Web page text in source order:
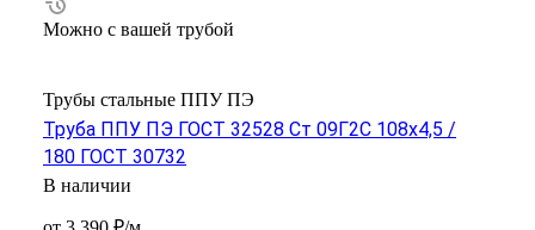
Можно с вашей трубой
Трубы стальные ППУ ПЭ
Труба ППУ ПЭ ГОСТ 32528 Ст 09Г2С 108x4,5 /
180 ГОСТ 30732
В наличии